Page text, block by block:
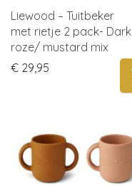
Liewood – Tuitbeker
met rietje 2 pack- Dark
roze/ mustard mix
€ 29,95